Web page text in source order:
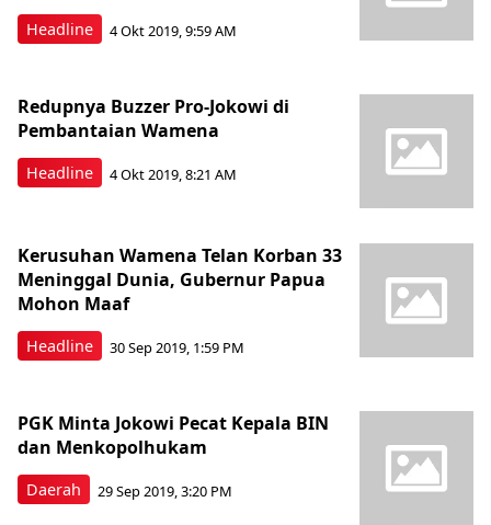
Headline 4 Okt 2019, 9:59 AM
Headline
Redupnya Buzzer Pro-Jokowi di
Pembantaian Wamena
4 Okt 2019, 8:21 AM
Headline
Kerusuhan Wamena Telan Korban 33
Meninggal Dunia, Gubernur Papua
Mohon Maaf
30 Sep 2019, 1:59 PM
Daerah
PGK Minta Jokowi Pecat Kepala BIN
dan Menkopolhukam
29 Sep 2019, 3:20 PM